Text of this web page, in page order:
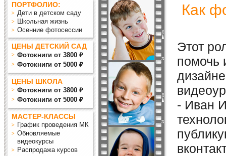
ПОРТФОЛИО:
Дети в детском саду
Школьная жизнь
Осенние фотосессии
ЦЕНЫ ДЕТСКИЙ САД
Фотокниги от 3800 ₽
Фотокниги от 5000 ₽
ЦЕНЫ ШКОЛА
Фотокниги от 3800 ₽
Фотокниги от 5000 ₽
МАСТЕР-КЛАССЫ
График проведения МК
Обновляемые
видеокурсы
Распродажа курсов
Как
Этот
помочь
- Иван